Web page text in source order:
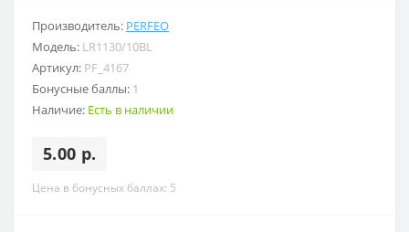
Производитель: PERFEO
Модель: LR1130/10BL
Артикул: PF_4167
Бонусные баллы: 1
Наличие: Есть в наличии
5.00 р.
Цена в бонусных баллах: 5